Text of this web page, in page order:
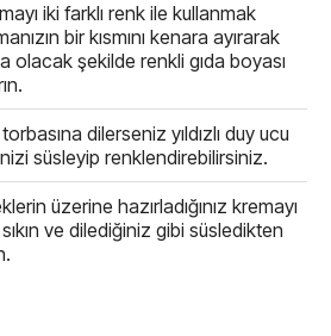
iki farklı renk ile kullanmak
bir kısmını kenara ayırarak
olacak şekilde renkli gıda boyası
dilerseniz yıldızlı duy ucu
süsleyip renklendirebilirsiniz.
üzerine hazırladığınız kremayı
ve dilediğiniz gibi süsledikten